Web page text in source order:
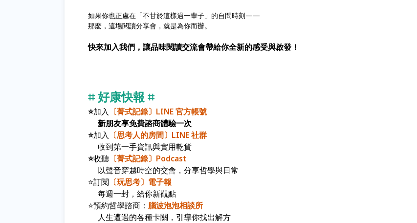
如果你也正處在「不甘於這樣過一輩子」的自問時刻——
那麼，這場閱讀分享會，就是為你而辦。
快來加入我們，讓品味閱讀交流會帶給你全新的感受與啟發！
⌗ 好康快報 ⌗
⭐加入 〔菁式記錄〕LINE 官方帳號
新朋友享免費諮商體驗一次
⭐加入 〔思考人的房間〕LINE 社群
收到第一手資訊與實用乾貨
⭐收聽 〔菁式記錄〕Podcast
以聲音穿越時空的交會，分享哲學與日常
⭐訂閱 〔玩思考〕電子報
每週一封，給你新觀點
⭐預約哲學諮商： 腦波泡泡相談所
人生遭遇的各種卡關，引導你找出解方